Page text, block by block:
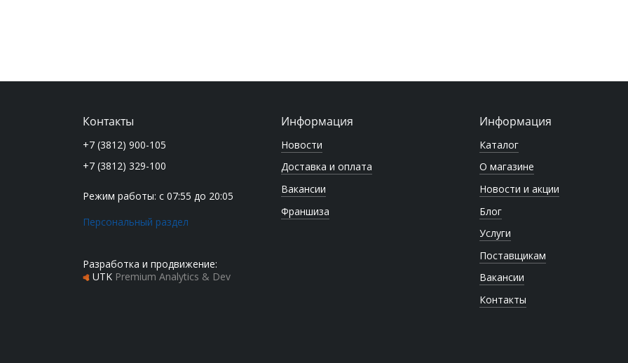
Информация
Новости
Доставка и оплата
Вакансии
Франшиза
Информация
Каталог
О магазине
Новости и акции
Блог
Услуги
Поставщикам
Вакансии
Контакты
Контакты
+7 (3812) 900-105
+7 (3812) 329-100
Режим работы: с 07:55 до 20:05
Персональный раздел
Разработка и продвижение:
UTK Premium Analytics & Dev